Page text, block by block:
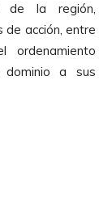
de la región,
de acción, entre
ordenamiento
a sus